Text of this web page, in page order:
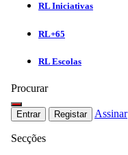
RL Iniciativas
RL+65
RL Escolas
Procurar
Entrar Registar Assinar
Secções